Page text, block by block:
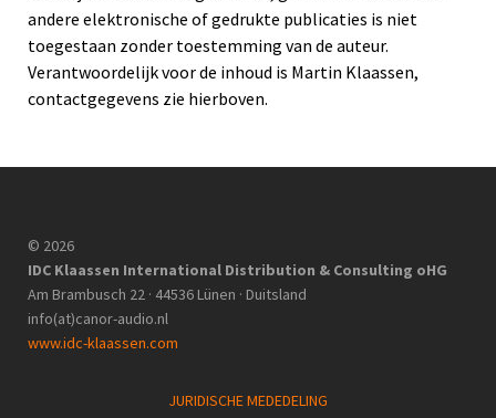
andere elektronische of gedrukte publicaties is niet
toegestaan zonder toestemming van de auteur.
Verantwoordelijk voor de inhoud is Martin Klaassen,
contactgegevens zie hierboven.
© 2026
IDC Klaassen International Distribution & Consulting oHG
Am Brambusch 22 · 44536 Lünen · Duitsland
info(at)canor-audio.nl
www.idc-klaassen.com
JURIDISCHE MEDEDELING